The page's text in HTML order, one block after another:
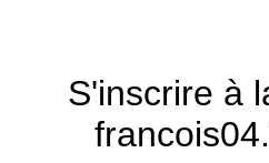
S'inscrire à